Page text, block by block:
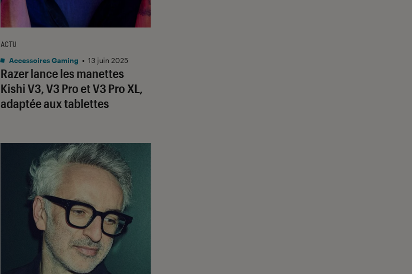
Razer lance les manettes
Kishi V3, V3 Pro et V3 Pro XL,
adaptée aux tablettes
ACTU
Accessoires Gaming • 13 juin 2025